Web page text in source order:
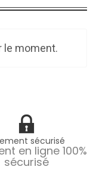
le moment.
sécurisé
en ligne 100%
sécurisé